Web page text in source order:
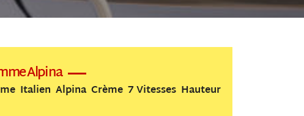
Alpina
Italien Alpina Crème 7 Vitesses Hauteur